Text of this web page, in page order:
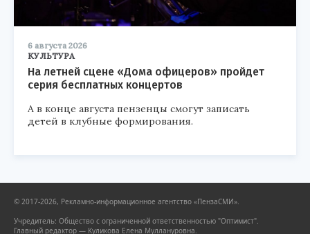
6 августа 2026
КУЛЬТУРА
На летней сцене «Дома офицеров» пройдет
серия бесплатных концертов
А в конце августа пензенцы смогут записать
детей в клубные формирования.
© 2017-2026, Рекламно-информационное агентство «ПензаСМИ».
Учредитель: Общество с ограниченной ответственностью "Оптимист".
Главный редактор — Куликова Елена Муллануровна.